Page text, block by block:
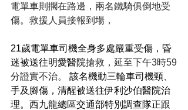
電單車則擱在路邊，兩名鐵騎俱倒地受
傷。救援人員接報到場，
21歲電單車司機全身多處嚴重受傷，昏
迷被送往明愛醫院搶救，延至下午3時59
分證實不治。 該名機動三輪車司機頸、
手及腳傷，清醒被送往伊利沙伯醫院治
理。西九龍總區交通部特別調查隊正跟